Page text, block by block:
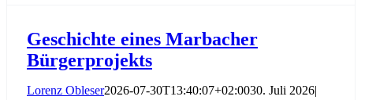
Geschichte eines Marbacher
Bürgerprojekts
Lorenz Obleser2026-07-30T13:40:07+02:0030. Juli 2026|